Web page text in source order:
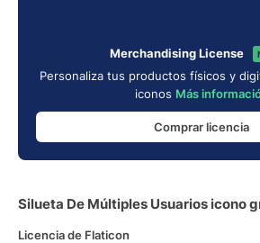
Merchandising License
Personaliza tus productos físicos y
iconos Más
Comprar licencia
Silueta De Múltiples Usuarios icono
Licencia de Flaticon